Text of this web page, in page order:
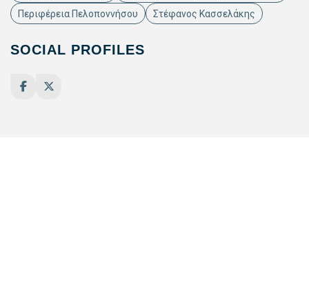
Περιφέρεια Πελοποννήσου
Στέφανος Κασσελάκης
SOCIAL PROFILES